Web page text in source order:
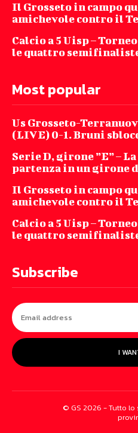
Il Grosseto in campo
amichevole contro il
Calcio a 5 Uisp –
le quattro
Most popular
Us Grosseto-
(LIVE) 0-1. Bruni
Serie D, girone ”E” –
partenza in un girone
Il Grosseto in campo
amichevole contro il
Calcio a 5 Uisp –
le quattro
Subscribe
I
© GS 2026 - Tutto